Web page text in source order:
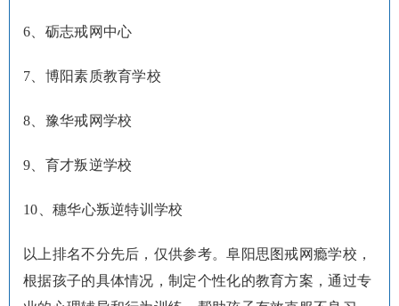
6、砺志戒网中心
7、博阳素质教育学校
8、豫华戒网学校
9、育才叛逆学校
10、穗华心叛逆特训学校
以上排名不分先后，仅供参考。阜阳思图戒网瘾学校，
根据孩子的具体情况，制定个性化的教育方案，通过专